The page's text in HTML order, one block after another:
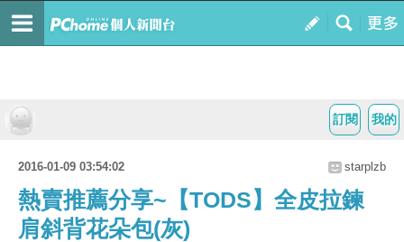
我的
訂閱
2016-01-09 03:54:02 starplzb
熱賣推薦分享~【TODS】全皮拉鍊
肩斜背花朵包(灰)